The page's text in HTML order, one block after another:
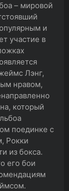
– мировой
и
участие в
Лэнг,
нравом,
который
поединке с
Рокки
из бокса.
его бои